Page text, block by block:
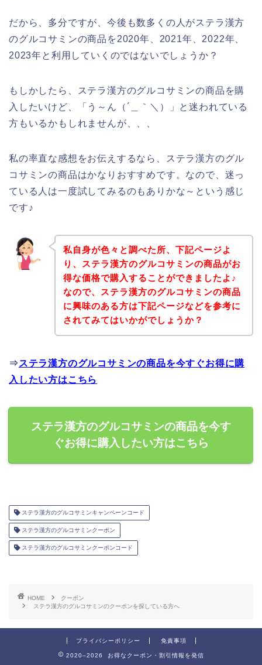
だから、多分ですが、今後も数多くの人がステラ漢方
のグルコサミンの商品を2020年、2021年、2022年、
2023年と利用していくのではないでしょうか？
もしかしたら、ステラ漢方のグルコサミンの商品を購
入したいけど、「う～ん（´＿｀＼）」と迷われている
方もいるかもしれませんが、、、
私の率直な感想をお伝えするなら、ステラ漢方のグル
コサミンの商品はかなりおすすめです。なので、迷っ
ている人は一度試してみるのもありかな～という感じ
です♪
私自身が色々と調べた所、下記ページよ
り、ステラ漢方のグルコサミンの商品がお
得な価格で購入することができましたよ♪
なので、ステラ漢方のグルコサミンの商品
に興味のある方は下記ページなどを参考に
されてみてはいかがでしょうか？
⇒ ステラ漢方のグルコサミンの商品を今すぐお得に購
入したい方はこちら
ステラ漢方のグルコサミンの商品を今す
ぐお得に購入したい方はこちら
ステラ漢方のグルコサミンキャンペーンコード
ステラ漢方のグルコサミンクーポン
ステラ漢方のグルコサミンクーポンコード
HOME
クーポン
ステラ漢方のグルコサミンのクーポンを探している方へ
プライバシーポリシー 免責事項
2020–2026 お得なクーポン・割引情報を発信